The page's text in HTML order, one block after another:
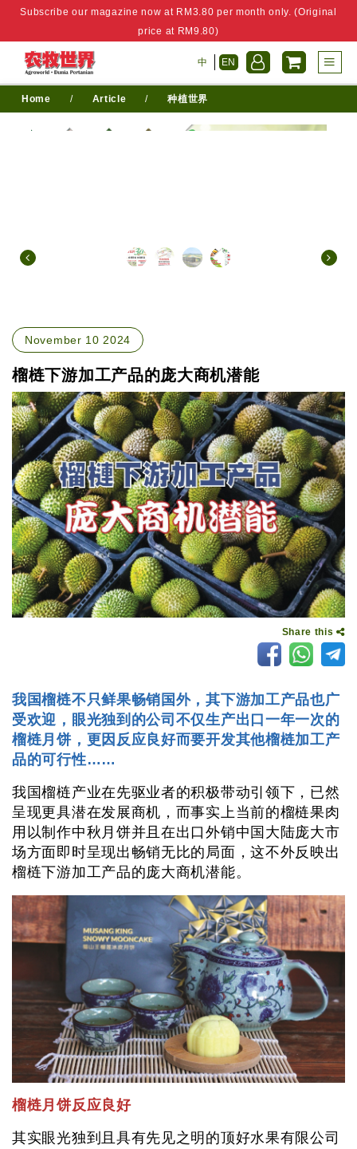
Subscribe our magazine now at RM3.80 per month only. (Original
price at RM9.80)
中 EN
Home / Article / 种植世界
November 10 2024
榴梿下游加工产品的庞大商机潜能
Share this
我国榴梿不只鲜果畅销国外，其下游加工产品也广
受欢迎，眼光独到的公司不仅生产出口一年一次的
榴梿月饼，更因反应良好而要开发其他榴梿加工产
品的可行性……
我国榴梿产业在先驱业者的积极带动引领下，已然
呈现更具潜在发展商机，而事实上当前的榴梿果肉
用以制作中秋月饼并且在出口外销中国大陆庞大市
场方面即时呈现出畅销无比的局面，这不外反映出
榴梿下游加工产品的庞大商机潜能。
榴梿月饼反应良好
其实眼光独到且具有先见之明的顶好水果有限公司